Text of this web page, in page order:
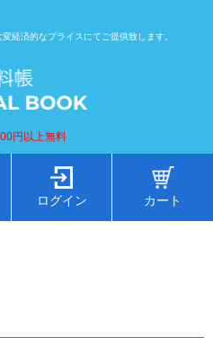
経済的なプライスにてご提供致します。
円以上無料
ログイン カート